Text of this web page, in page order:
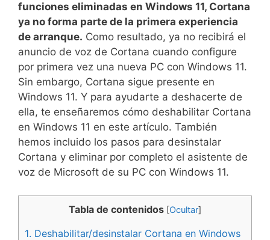
funciones eliminadas en Windows 11, Cortana
ya no forma parte de la primera experiencia
de arranque. Como resultado, ya no recibirá el
anuncio de voz de Cortana cuando configure
por primera vez una nueva PC con Windows 11.
Sin embargo, Cortana sigue presente en
Windows 11. Y para ayudarte a deshacerte de
ella, te enseñaremos cómo deshabilitar Cortana
en Windows 11 en este artículo. También
hemos incluido los pasos para desinstalar
Cortana y eliminar por completo el asistente de
voz de Microsoft de su PC con Windows 11.
Tabla de contenidos [Ocultar]
1. Deshabilitar/desinstalar Cortana en Windows